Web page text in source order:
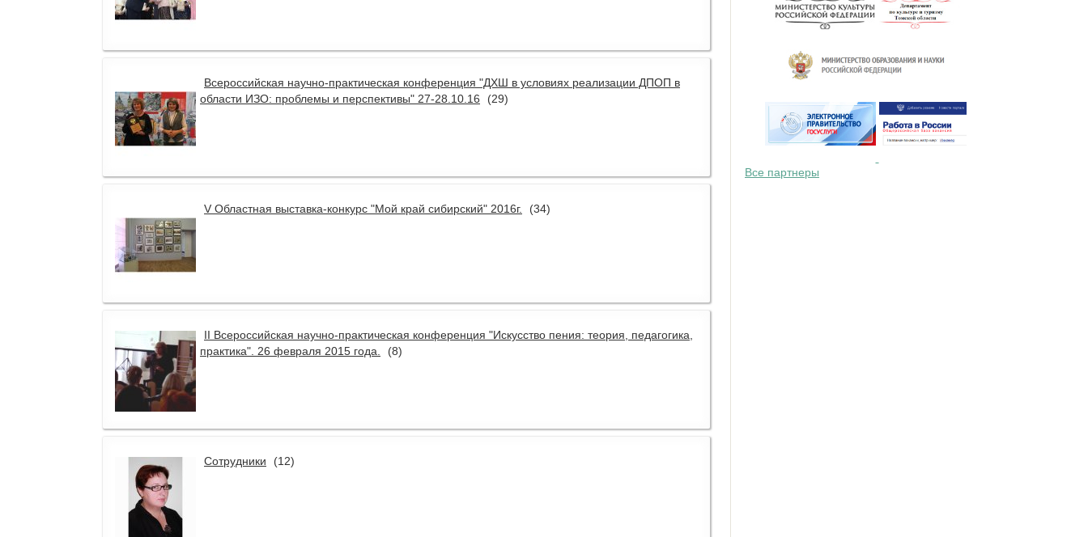
Всероссийская научно-практическая конференция "ДХШ в условиях реализации ДПОП в
области ИЗО: проблемы и перспективы" 27-28.10.16
(29)
V Областная выставка-конкурс "Мой край сибирский" 2016г. (34)
II Всероссийская научно-практическая конференция "Искусство пения: теория, педагогика,
практика". 26 февраля 2015 года.
(8)
Сотрудники (12)
Все партнеры